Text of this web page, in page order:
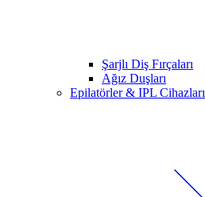
Şarjlı Diş Fırçaları
Ağız Duşları
Epilatörler & IPL Cihazları